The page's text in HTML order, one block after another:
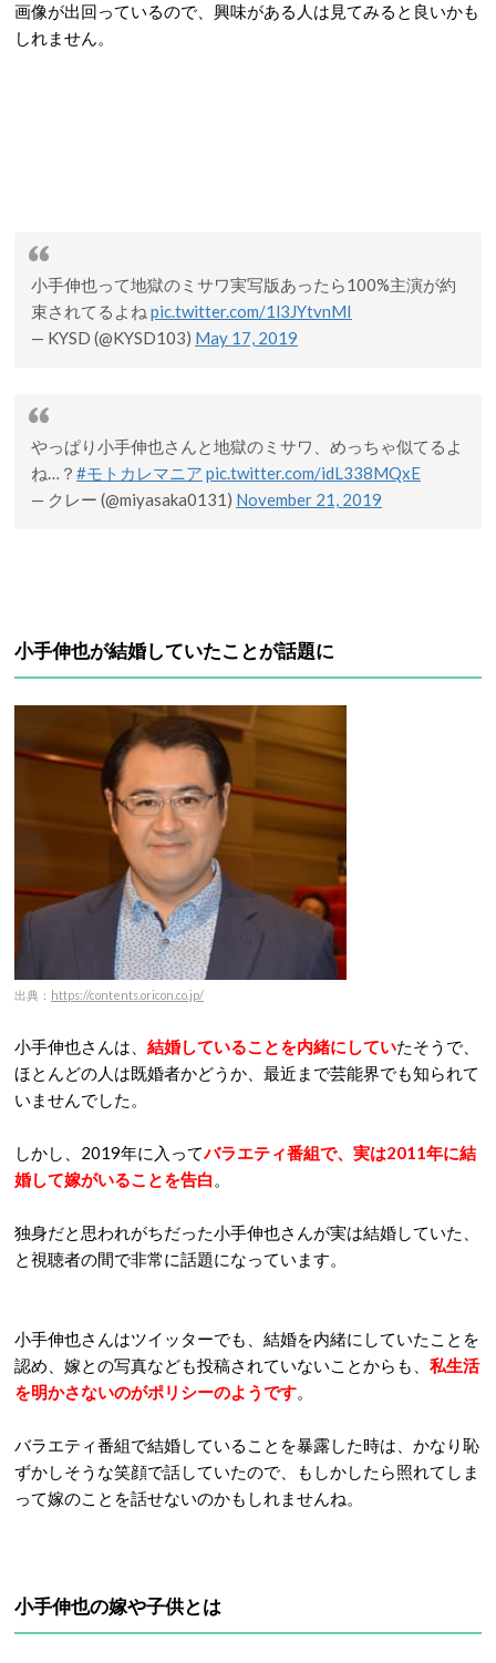
画像が出回っているので、興味がある人は見てみると良いかも
しれません。
小手伸也って地獄のミサワ実写版あったら100%主演が約
束されてるよね pic.twitter.com/1l3JYtvnMI
— KYSD (@KYSD103) May 17, 2019
やっぱり小手伸也さんと地獄のミサワ、めっちゃ似てるよ
ね…？ #モトカレマニア pic.twitter.com/idL338MQxE
— クレー (@miyasaka0131) November 21, 2019
小手伸也が結婚していたことが話題に
出典： https://contents.oricon.co.jp/
小手伸也さんは、 結婚していることを内緒にしていたそうで、
ほとんどの人は既婚者かどうか、最近まで芸能界でも知られて
いませんでした。
しかし、2019年に入ってバラエティ番組で、実は2011年に結
婚して嫁がいることを告白 。
独身だと思われがちだった小手伸也さんが実は結婚していた、
と視聴者の間で非常に話題になっています。
小手伸也さんはツイッターでも、結婚を内緒にしていたことを
認め、嫁との写真なども投稿されていないことからも、 私生活
を明かさないのがポリシーのようです。
バラエティ番組で結婚していることを暴露した時は、かなり恥
ずかしそうな笑顔で話していたので、もしかしたら照れてしま
って嫁のことを話せないのかもしれませんね。
小手伸也の嫁や子供とは